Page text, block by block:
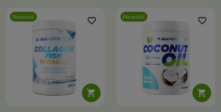
Nowość

favorite_border Nowość

favorite_border